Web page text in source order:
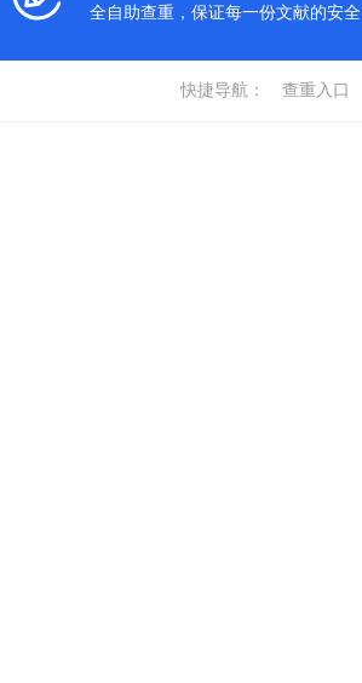
全自助查重，保证每一份文献的安全
快捷导航： 查重入口